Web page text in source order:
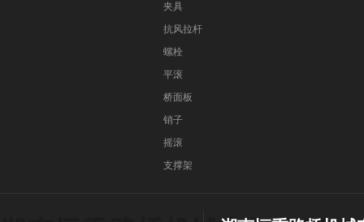
夹具
抗风拉杆
螺栓
平滚
桥面板
销子
摇滚
支撑架